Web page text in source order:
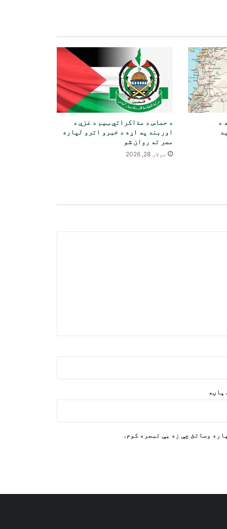
اوچا: افغانستان لا هم د نړۍ له یو
له لویو بشري بحرانونو سره مخ دی
ټرمپ: د انرژۍ بیې به راټیټې شي او
د هرمز تنګی به ډیر ژر پرانیستل شي
د بخښنې نړیوال سازمان د عمران
خان څخه غوښتنه کوي چې کورنۍ،
وکیلانو او روغتیا پاملرنې ته
لاسرسی ولري
لویه برخه کارولې ده
په اړه پریکړه د غړو هیوادونو په
نسکورولو خبر ورکوي
ییزو تاوتریخوالي کمولو باندې
د
د حماس د مذاکراتي ټیم د غزې د
اوربند په اړه د خبرو اترو لپاره
مصر ته روان شو
جولای 28, 2026
پاڼه
وساتئ چې زه یې تبصره کوم.